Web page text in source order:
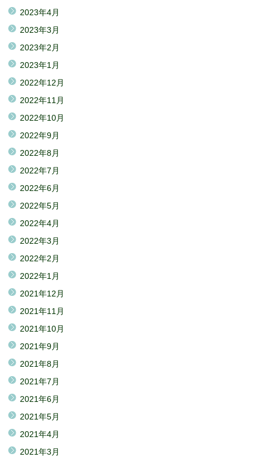
2023年4月
2023年3月
2023年2月
2023年1月
2022年12月
2022年11月
2022年10月
2022年9月
2022年8月
2022年7月
2022年6月
2022年5月
2022年4月
2022年3月
2022年2月
2022年1月
2021年12月
2021年11月
2021年10月
2021年9月
2021年8月
2021年7月
2021年6月
2021年5月
2021年4月
2021年3月